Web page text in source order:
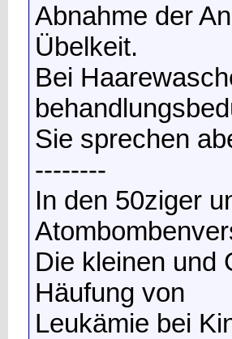
Abnahme der
Übelkeit.
Bei
Sie sprechen
--------
In den 50ziger
Die kleinen und
Häufung von
Leukämie bei